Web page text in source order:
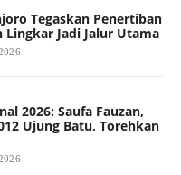
Tegaskan Penertiban
Lingkar Jadi Jalur Utama
2026: Saufa Fauzan,
Ujung Batu, Torehkan